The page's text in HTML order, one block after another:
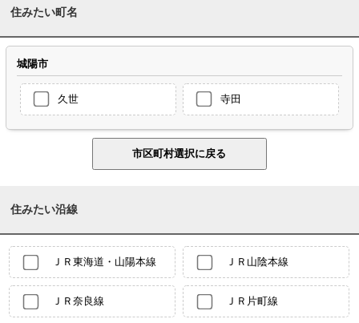
住みたい町名
城陽市
久世 寺田
住みたい沿線
ＪＲ東海道・山陽本線 ＪＲ山陰本線
ＪＲ奈良線 ＪＲ片町線